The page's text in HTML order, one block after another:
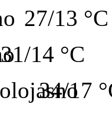
27/13 °C
31/14 °C
34/17